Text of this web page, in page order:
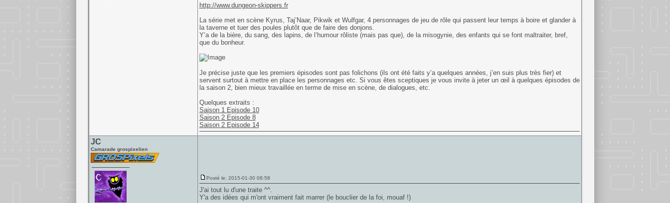
http://www.dungeon-skippers.fr
La série met en scène Kyrus, Taj’Naar, Pikwik et Wulfgar, 4 personnages de jeu de rôle qui passent leur temps à boire et glander à
la taverne et tuer des poules plutôt que de faire des donjons.
Y’a de la bière, du sang, des lapins, de l’humour rôliste (mais pas que), de la misogynie, des enfants qui se font maltraiter, bref,
que du bonheur.
Je précise juste que les premiers épisodes sont pas folichons (ils ont été faits y’a quelques années, j’en suis plus très fier) et
servent surtout à mettre en place les personnages etc. Si vous êtes sceptiques je vous invite à jeter un œil à quelques épisodes de
la saison 2, bien mieux travaillée en terme de mise en scène, de dialogues, etc.
Quelques extraits :
Saison 1 Episode 10
Saison 2 Episode 8
Saison 2 Episode 14
JC
Camarade grospixelien
Posté le: 2015-01-30 08:58
J'ai tout lu d'une traite ^^.
Y'a des idées qui m'ont vraiment fait marrer (le bouclier de la foi, mouaf !)